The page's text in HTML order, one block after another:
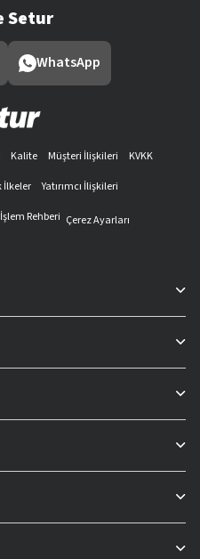
Setur
WhatsApp
Kalite Müşteri İlişkileri
KVKK
İlkeler
Yatırımcı İlişkileri
İşlem Rehberi Çerez Ayarları